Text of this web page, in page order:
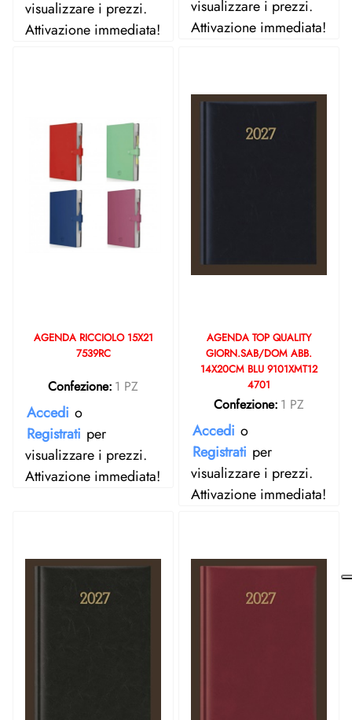
visualizzare i prezzi.
Attivazione immediata!
visualizzare i prezzi.
Attivazione immediata!
AGENDA RICCIOLO 15X21
7539RC
Confezione: 1 PZ
Accedi o
Registrati per
visualizzare i prezzi.
Attivazione immediata!
AGENDA TOP QUALITY
GIORN.SAB/DOM ABB.
14X20CM BLU 9101XMT12
4701
Confezione: 1 PZ
Accedi o
Registrati per
visualizzare i prezzi.
Attivazione immediata!